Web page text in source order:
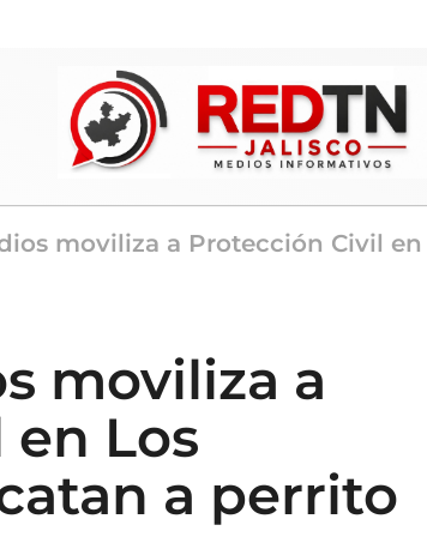
moviliza a Protección Civil
moviliza a
Los
a perrito